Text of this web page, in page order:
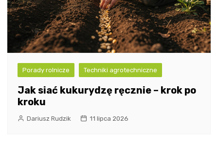
Porady rolnicze Techniki agrotechniczne
Jak siać kukurydzę ręcznie – krok po
kroku
Dariusz Rudzik 11 lipca 2026